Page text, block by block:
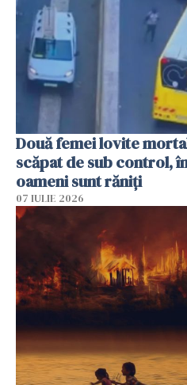
Două femei lovite
scăpat de sub control,
oameni sunt răniți
07 IULIE 2026